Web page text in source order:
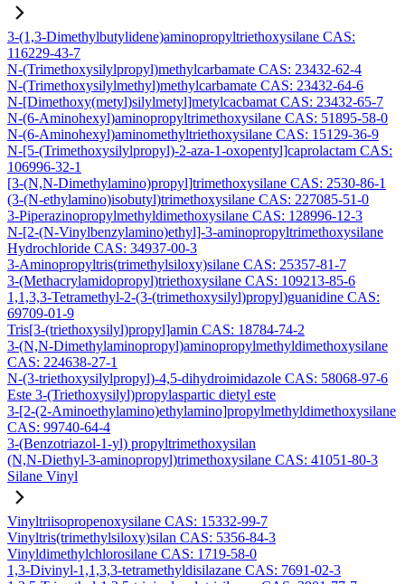
3-(1,3-Dimethylbutylidene)aminopropyltriethoxysilane CAS:
116229-43-7
N-(Trimethoxysilylpropyl)methylcarbamate CAS: 23432-62-4
N-(Trimethoxysilylmethyl)methylcarbamate CAS: 23432-64-6
N-[Dimethoxy(metyl)silylmetyl]metylcacbamat CAS: 23432-65-7
N-(6-Aminohexyl)aminopropyltrimethoxysilane CAS: 51895-58-0
N-(6-Aminohexyl)aminomethyltriethoxysilane CAS: 15129-36-9
N-[5-(Trimethoxysilylpropyl)-2-aza-1-oxopentyl]caprolactam CAS:
106996-32-1
[3-(N,N-Dimethylamino)propyl]trimethoxysilane CAS: 2530-86-1
(3-(N-ethylamino)isobutyl)trimethoxysilane CAS: 227085-51-0
3-Piperazinopropylmethyldimethoxysilane CAS: 128996-12-3
N-[2-(N-Vinylbenzylamino)ethyl]-3-aminopropyltrimethoxysilane
Hydrochloride CAS: 34937-00-3
3-Aminopropyltris(trimethylsiloxy)silane CAS: 25357-81-7
3-(Methacrylamidopropyl)triethoxysilane CAS: 109213-85-6
1,1,3,3-Tetramethyl-2-(3-(trimethoxysilyl)propyl)guanidine CAS:
69709-01-9
Tris[3-(triethoxysilyl)propyl]amin CAS: 18784-74-2
3-(N,N-Dimethylaminopropyl)aminopropylmethyldimethoxysilane
CAS: 224638-27-1
N-(3-triethoxysilylpropyl)-4,5-dihydroimidazole CAS: 58068-97-6
Este 3-(Triethoxysilyl)propylaspartic dietyl este
3-[2-(2-Aminoethylamino)ethylamino]propylmethyldimethoxysilane
CAS: 99740-64-4
3-(Benzotriazol-1-yl) propyltrimethoxysilan
(N,N-Diethyl-3-aminopropyl)trimethoxysilane CAS: 41051-80-3
Silane Vinyl
Vinyltriisopropenoxysilane CAS: 15332-99-7
Vinyltris(trimethylsiloxy)silan CAS: 5356-84-3
Vinyldimethylchlorosilane CAS: 1719-58-0
1,3-Divinyl-1,1,3,3-tetramethyldisilazane CAS: 7691-02-3